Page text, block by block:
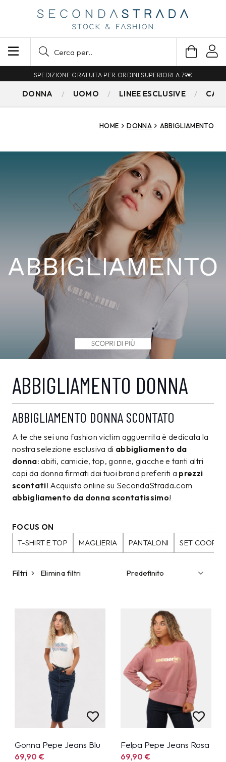
SPEDIZIONE GRATUITA PER ORDINI SUPERIORI A 79€
DONNA UOMO LINEE ESCLUSIVE
HOME DONNA ABBIGLIAMENTO
ABBIGLIAMENTO DONNA
ABBIGLIAMENTO DONNA SCONTATO
A te che sei una fashion victim agguerrita è dedicata la
nostra selezione esclusiva di abbigliamento da
donna: abiti, camicie, top, gonne, giacche e tanti altri
capi da donna firmati dai tuoi brand preferiti a prezzi
scontati! Acquista online su SecondaStrada.com
abbigliamento da donna scontatissimo!
FOCUS ON
T-SHIRT E TOP
MAGLIERIA PANTALONI SET
Filtri Elimina filtri
Gonna Pepe Jeans Blu
69,90€
Felpa Pepe Jeans Rosa
69,90€